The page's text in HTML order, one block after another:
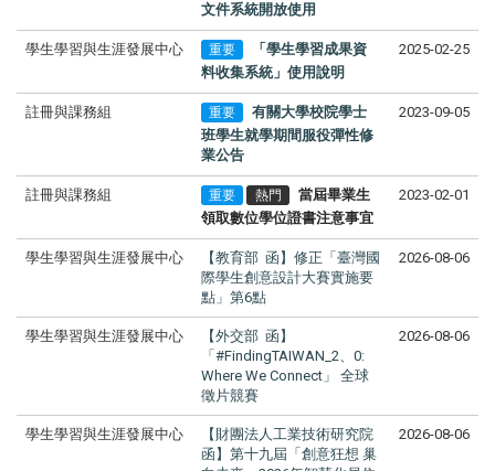
文件系統開放使用
學生學習與生涯發展中心 重要
「學生學習成果資
料收集系統」使用說明
2025-02-25
註冊與課務組 重要
有關大學校院學士
班學生就學期間服役彈性修
業公告
2023-09-05
註冊與課務組 重要 熱門
當屆畢業生
領取數位學位證書注意事宜
2023-02-01
學生學習與生涯發展中心
【教育部 函】修正「臺灣國
際學生創意設計大賽實施要
點」第6點
2026-08-06
學生學習與生涯發展中心
【外交部 函】
「#FindingTAIWAN_2、0:
Where We Connect」 全球
徵片競賽
2026-08-06
學生學習與生涯發展中心
【財團法人工業技術研究院
函】第十九屆「創意狂想 巢
2026-08-06